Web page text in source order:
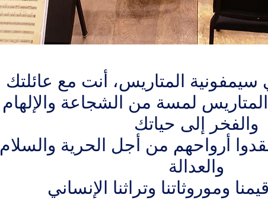
سيمفونية المتاريس، أنت مع عائلتك
لمسة من الشجاعة والإلهام
والفخر إلى حياتك
أرواحهم من أجل الحرية والسلام
والعدالة
وموروثاتنا وتراثنا الإنساني